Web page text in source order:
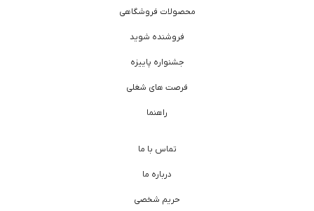
محصولات فروشگاهی
فروشنده شوید
جشنواره پاییزه
فرصت های شغلی
راهنما
تماس با ما
درباره ما
حریم شخصی